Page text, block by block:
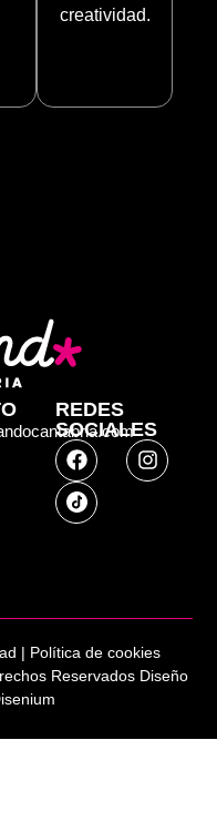
creatividad.
REDES
SOCIALES
Reservados Diseño
| Política de cookies